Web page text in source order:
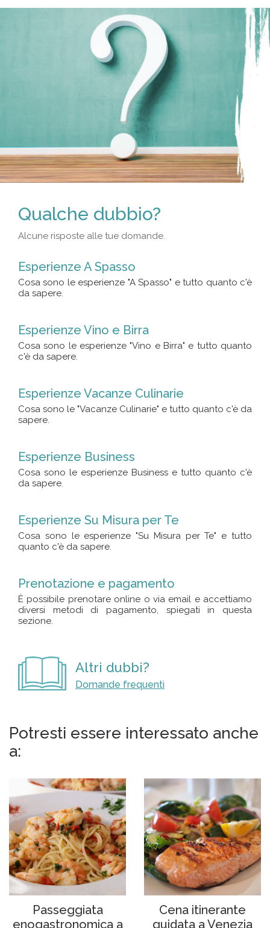
Qualche dubbio?
Alcune risposte alle tue domande.
Esperienze A Spasso
Cosa sono le esperienze "A Spasso" e tutto quanto c'è
da sapere.
Esperienze Vino e Birra
Cosa sono le esperienze "Vino e Birra" e tutto quanto
c'è da sapere.
Esperienze Vacanze Culinarie
Cosa sono le "Vacanze Culinarie" e tutto quanto c'è da
sapere.
Esperienze Business
Cosa sono le esperienze Business e tutto quanto c'è
da sapere.
Esperienze Su Misura per Te
Cosa sono le esperienze "Su Misura per Te" e tutto
quanto c'è da sapere.
Prenotazione e pagamento
È possibile prenotare online o via email e accettiamo
diversi metodi di pagamento, spiegati in questa
sezione.
Altri dubbi?
Domande frequenti
Potresti essere interessato anche
a:
Passeggiata
enogastronomica a
Cena itinerante
guidata a Venezia